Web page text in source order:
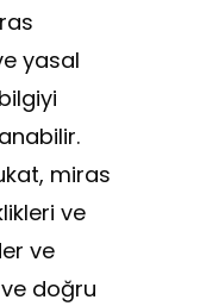
yasal
miras
ve
ve
doğru